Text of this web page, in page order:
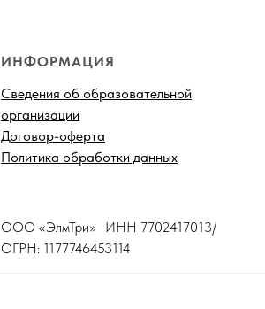
ИНФОРМАЦИЯ
Сведения об образовательной
организации
Договор-оферта
Политика обработки данных
ООО «ЭлмТри» ИНН 7702417013/
ОГРН: 1177746453114